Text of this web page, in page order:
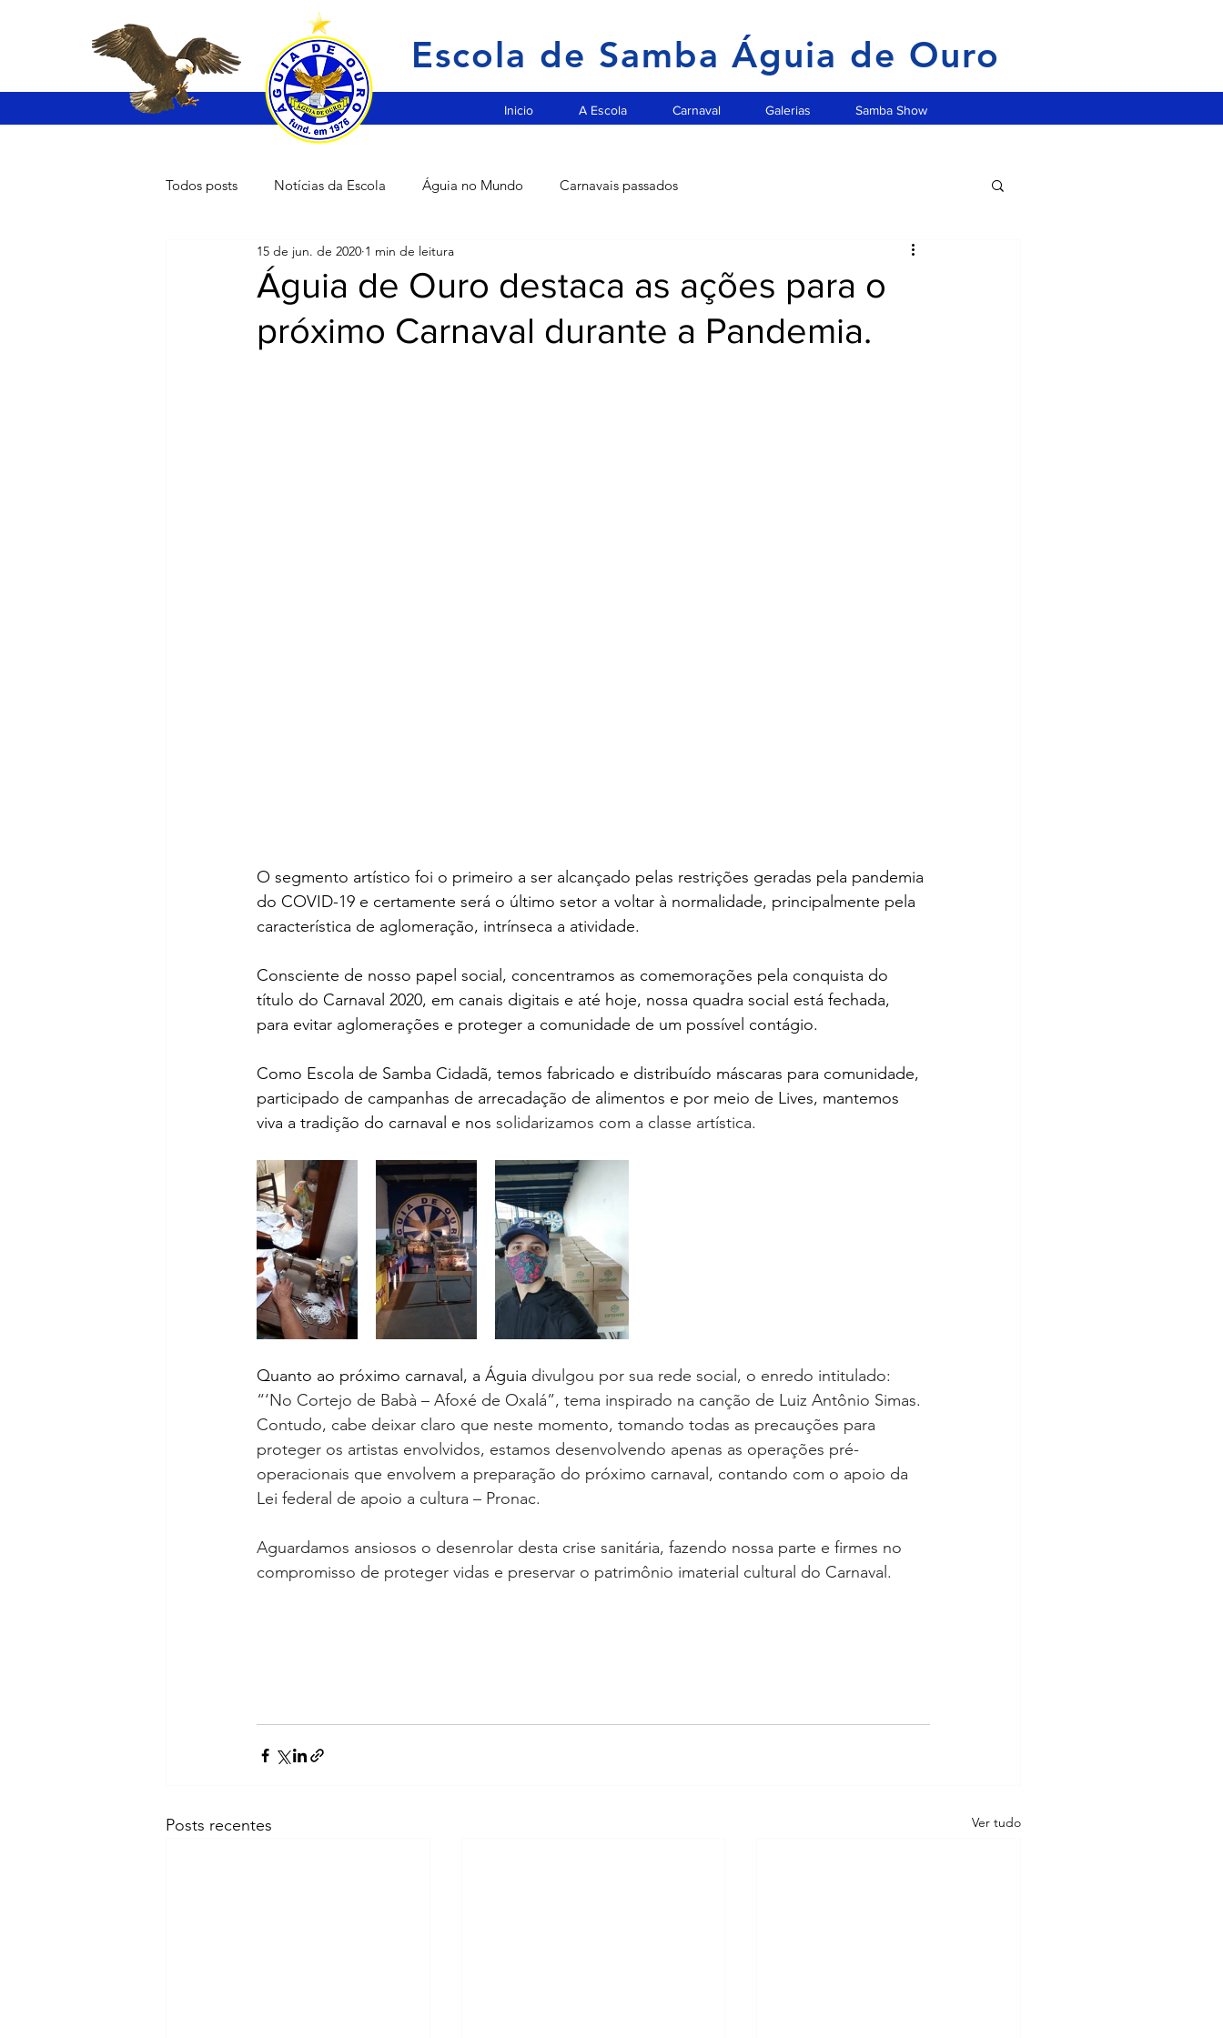
Escola de Samba Águia de Ouro
Inicio A Escola Carnaval Galerias Samba Show
Todos posts Notícias da Escola Águia no Mundo Carnavais passados
Águia de Ouro destaca as ações para o
próximo Carnaval durante a Pandemia.
15 de jun. de 2020 1 min de leitura
O segmento artístico foi o primeiro a ser alcançado pelas restrições geradas pela pandemia
do COVID-19 e certamente será o último setor a voltar à normalidade, principalmente pela
característica de aglomeração, intrínseca a atividade.
Consciente de nosso papel social, concentramos as comemorações pela conquista do
título do Carnaval 2020, em canais digitais e até hoje, nossa quadra social está fechada,
para evitar aglomerações e proteger a comunidade de um possível contágio.
Como Escola de Samba Cidadã, temos fabricado e distribuído máscaras para comunidade,
participado de campanhas de arrecadação de alimentos e por meio de Lives, mantemos
viva a tradição do carnaval e nos solidarizamos com a classe artística.
Quanto ao próximo carnaval, a Águia divulgou por sua rede social, o enredo intitulado:
“‘No Cortejo de Babà – Afoxé de Oxalá”, tema inspirado na canção de Luiz Antônio Simas.
Contudo, cabe deixar claro que neste momento, tomando todas as precauções para
proteger os artistas envolvidos, estamos desenvolvendo apenas as operações pré-
operacionais que envolvem a preparação do próximo carnaval, contando com o apoio da
Lei federal de apoio a cultura – Pronac.
Aguardamos ansiosos o desenrolar desta crise sanitária, fazendo nossa parte e firmes no
compromisso de proteger vidas e preservar o patrimônio imaterial cultural do Carnaval.
Posts recentes Ver tudo